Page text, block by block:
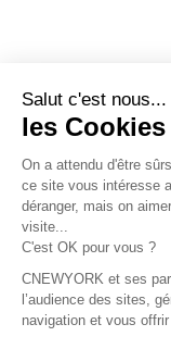
€ Euro
$ Dollar US
$ Dollar Canadien
₣ Franc Suisse